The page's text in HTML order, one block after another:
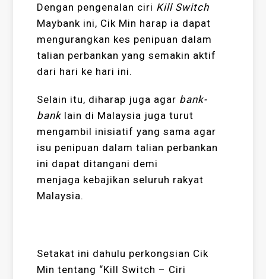
Dengan pengenalan ciri Kill Switch
Maybank ini, Cik Min harap ia dapat
mengurangkan kes penipuan dalam
talian perbankan yang semakin aktif
dari hari ke hari ini.
Selain itu, diharap juga agar bank-
bank lain di Malaysia juga turut
mengambil inisiatif yang sama agar
isu penipuan dalam talian perbankan
ini dapat ditangani demi
menjaga kebajikan seluruh rakyat
Malaysia.
Setakat ini dahulu perkongsian Cik
Min tentang “Kill Switch – Ciri